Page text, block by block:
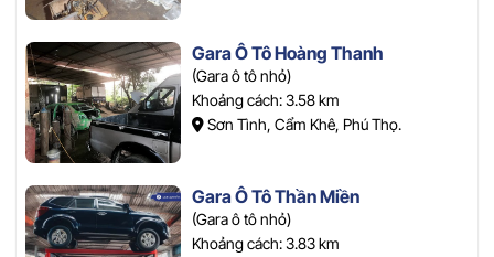
Gara Ô Tô Hoàng Thanh
(Gara ô tô nhỏ)
Khoảng cách: 3.58 km
Sơn Tình, Cẩm Khê, Phú Thọ.
Gara Ô Tô Thần Miền
(Gara ô tô nhỏ)
Khoảng cách: 3.83 km